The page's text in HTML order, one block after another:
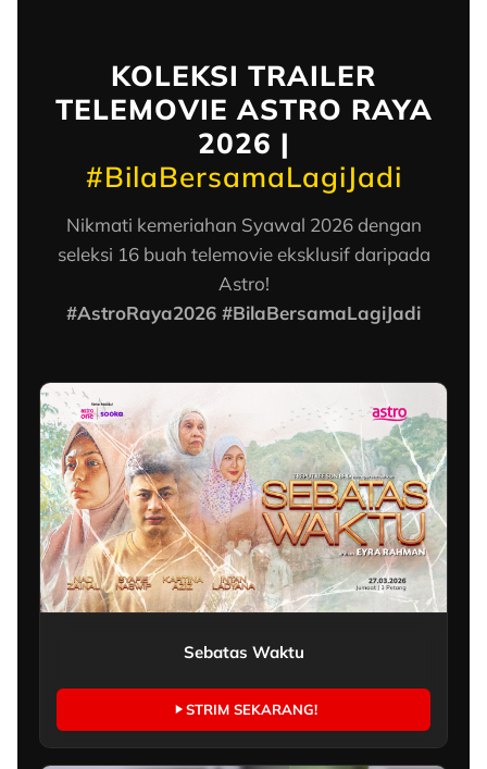
KOLEKSI TRAILER
TELEMOVIE ASTRO RAYA
2026 |
#BilaBersamaLagiJadi
Nikmati kemeriahan Syawal 2026 dengan
seleksi 16 buah telemovie eksklusif daripada
Astro!
#AstroRaya2026 #BilaBersamaLagiJadi
Sebatas Waktu
STRIM SEKARANG!